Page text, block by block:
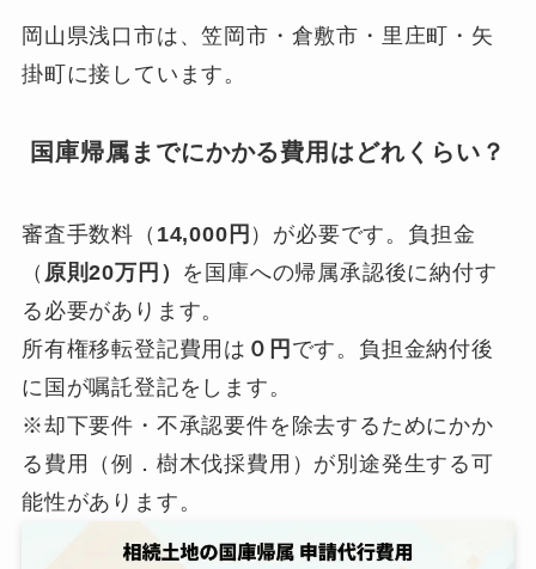
岡山県浅口市は、笠岡市・倉敷市・里庄町・矢
掛町に接しています。
国庫帰属までにかかる費用はどれくらい？
審査手数料（ 14,000円 ）が必要です。負担金
（ 原則20万円） を国庫への帰属承認後に納付す
る必要があります。
所有権移転登記費用は ０円 です。負担金納付後
に国が嘱託登記をします。
※却下要件・不承認要件を除去するためにかか
る費用（例．樹木伐採費用）が別途発生する可
能性があります。